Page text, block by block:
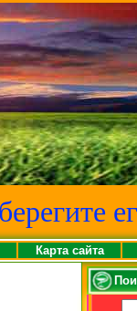
Карта сайта